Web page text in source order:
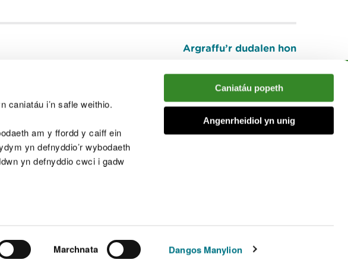
caniatáu i’n safle weithio.
am y ffordd y caiff ein
yn defnyddio’r wybodaeth
yn defnyddio cwci i gadw
Marchnata Dangos Manylion
Caniatáu popeth
Angenrheidiol yn unig
Argraffu’r dudalen hon
I fyny
© Cyfoeth Naturiol Cymru